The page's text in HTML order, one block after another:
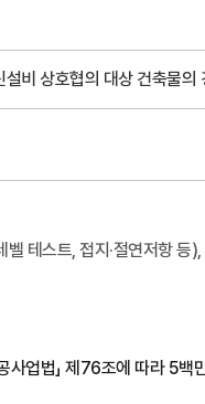
비 상호협의 대상 건축물의
테스트, 접지·절연저항 등
사업법」 제76조에 따라 5백